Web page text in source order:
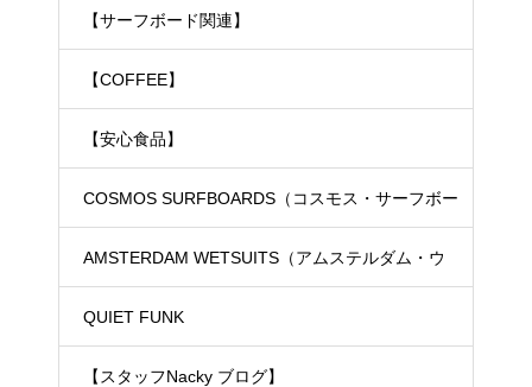
【サーフボード関連】
【COFFEE】
【安心食品】
COSMOS SURFBOARDS（コスモス・サーフボー
ド）
AMSTERDAM WETSUITS（アムステルダム・ウ
ェットスーツ）
QUIET FUNK
【スタッフNacky ブログ】